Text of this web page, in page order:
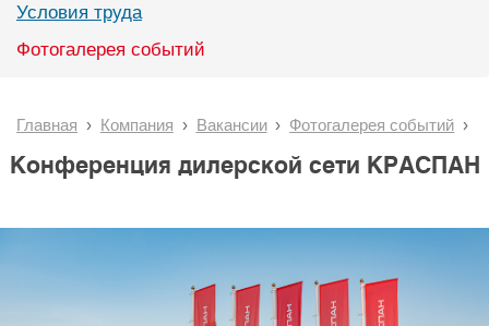
Условия труда
Фотогалерея событий
Главная Компания Вакансии Фотогалерея событий
Конференция дилерской сети КРАСПАН